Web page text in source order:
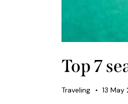
Top 7
Traveling 13 May